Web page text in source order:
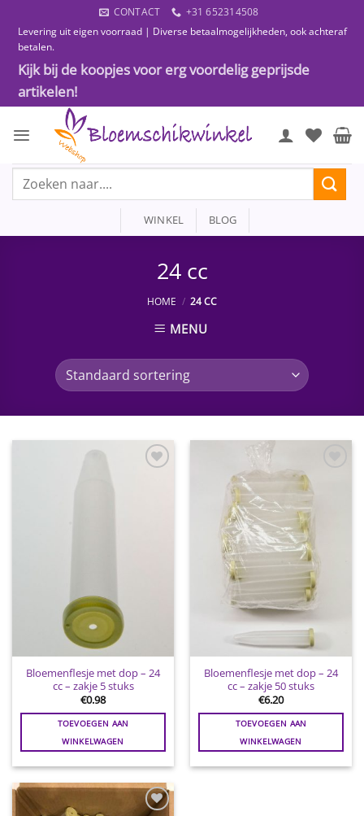
naar
inhoud
CONTACT
+31 652314508
Levering uit eigen voorraad | Diverse betaalmogelijkheden, ook achteraf
betalen.
Kijk bij de koopjes voor erg voordelig geprijsde
artikelen!
Zoeken
WINKEL BLOG
24 cc
HOME / 24 CC
MENU
Bloemenflesje met dop – 24
cc – zakje 5 stuks
€0.98
TOEVOEGEN AAN
WINKELWAGEN
Toevoegen
aan
wenslijst
Bloemenflesje met dop – 24
cc – zakje 50 stuks
€6.20
TOEVOEGEN AAN
WINKELWAGEN